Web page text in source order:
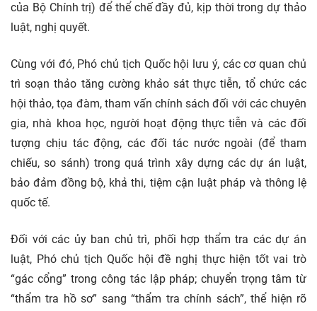
của Bộ Chính trị) để thể chế đầy đủ, kịp thời trong dự thảo
luật, nghị quyết.
Cùng với đó, Phó chủ tịch Quốc hội lưu ý, các cơ quan chủ
trì soạn thảo tăng cường khảo sát thực tiễn, tổ chức các
hội thảo, tọa đàm, tham vấn chính sách đối với các chuyên
gia, nhà khoa học, người hoạt động thực tiễn và các đối
tượng chịu tác động, các đối tác nước ngoài (để tham
chiếu, so sánh) trong quá trình xây dựng các dự án luật,
bảo đảm đồng bộ, khả thi, tiệm cận luật pháp và thông lệ
quốc tế.
Đối với các ủy ban chủ trì, phối hợp thẩm tra các dự án
luật, Phó chủ tịch Quốc hội đề nghị thực hiện tốt vai trò
“gác cổng” trong công tác lập pháp; chuyển trọng tâm từ
“thẩm tra hồ sơ” sang “thẩm tra chính sách”, thể hiện rõ